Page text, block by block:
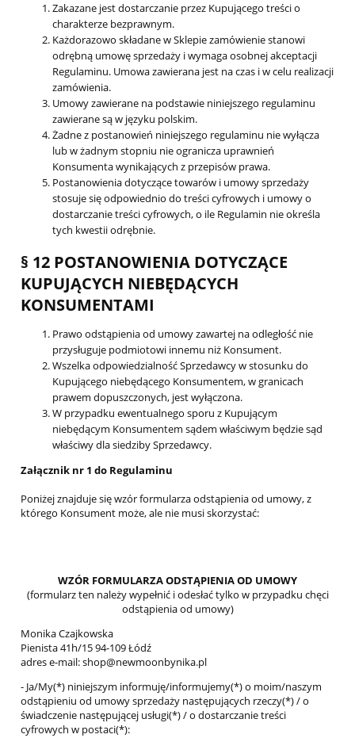
Zakazane jest dostarczanie przez Kupującego treści o
charakterze bezprawnym.
Każdorazowo składane w Sklepie zamówienie stanowi
odrębną umowę sprzedaży i wymaga osobnej akceptacji
Regulaminu. Umowa zawierana jest na czas i w celu realizacji
zamówienia.
Umowy zawierane na podstawie niniejszego regulaminu
zawierane są w języku polskim.
Żadne z postanowień niniejszego regulaminu nie wyłącza
lub w żadnym stopniu nie ogranicza uprawnień
Konsumenta wynikających z przepisów prawa.
Postanowienia dotyczące towarów i umowy sprzedaży
stosuje się odpowiednio do treści cyfrowych i umowy o
dostarczanie treści cyfrowych, o ile Regulamin nie określa
tych kwestii odrębnie.
§ 12 POSTANOWIENIA DOTYCZĄCE
KUPUJĄCYCH NIEBĘDĄCYCH
KONSUMENTAMI
Prawo odstąpienia od umowy zawartej na odległość nie
przysługuje podmiotowi innemu niż Konsument.
Wszelka odpowiedzialność Sprzedawcy w stosunku do
Kupującego niebędącego Konsumentem, w granicach
prawem dopuszczonych, jest wyłączona.
W przypadku ewentualnego sporu z Kupującym
niebędącym Konsumentem sądem właściwym będzie sąd
właściwy dla siedziby Sprzedawcy.
Załącznik nr 1 do Regulaminu
Poniżej znajduje się wzór formularza odstąpienia od umowy, z
którego Konsument może, ale nie musi skorzystać:
WZÓR FORMULARZA ODSTĄPIENIA OD UMOWY
(formularz ten należy wypełnić i odesłać tylko w przypadku chęci
odstąpienia od umowy)
Monika Czajkowska
Pienista 41h/15 94-109 Łódź
adres e-mail: shop@newmoonbynika.pl
- Ja/My(*) niniejszym informuję/informujemy(*) o moim/naszym
odstąpieniu od umowy sprzedaży następujących rzeczy(*) / o
świadczenie następującej usługi(*) / o dostarczanie treści
cyfrowych w postaci(*):